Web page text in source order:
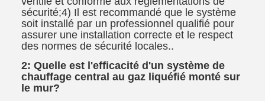
sécurité;4) Il est recommandé que le système
soit installé par un professionnel qualifié pour
assurer une installation correcte et le respect
des normes de sécurité locales..
2: Quelle est l'efficacité d'un système de
chauffage central au gaz liquéfié monté sur
le mur?